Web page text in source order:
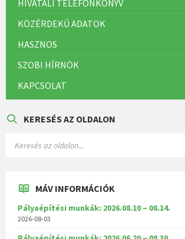
HIVATALI TELEFONKÖNYV
KÖZÉRDEKŰ ADATOK
HASZNOS
SZOBI HÍRNÖK
KAPCSOLAT
KERESÉS AZ OLDALON
MÁV INFORMÁCIÓK
Pályaépítési munkák: 2026.08.10 – 08.14.
2026-08-03